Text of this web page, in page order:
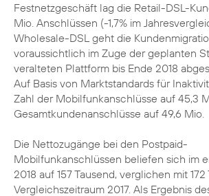
Festnetzgeschäft lag die Retail-DSL-
Mio. Anschlüssen (-1,7% im
Wholesale-DSL geht die
voraussichtlich im Zuge der geplanten
veralteten Plattform bis Ende 2018
Auf Basis von Marktstandards für
Zahl der Mobilfunkanschlüsse auf 45,3
Gesamtkundenanschlüsse auf 49,6 Mio.
Die Nettozugänge bei den Postpaid-
Mobilfunkanschlüssen beliefen sich im
2018 auf 157 Tausend, verglichen mit
Vergleichszeitraum 2017. Als Ergebnis